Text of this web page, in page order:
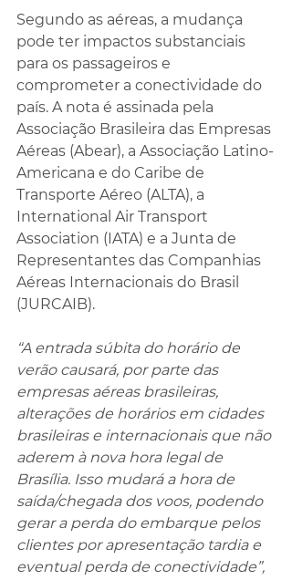
Segundo as aéreas, a mudança
pode ter impactos substanciais
para os passageiros e
comprometer a conectividade do
país. A nota é assinada pela
Associação Brasileira das Empresas
Aéreas (Abear), a Associação Latino-
Americana e do Caribe de
Transporte Aéreo (ALTA), a
International Air Transport
Association (IATA) e a Junta de
Representantes das Companhias
Aéreas Internacionais do Brasil
(JURCAIB).
“A entrada súbita do horário de
verão causará, por parte das
empresas aéreas brasileiras,
alterações de horários em cidades
brasileiras e internacionais que não
aderem à nova hora legal de
Brasília. Isso mudará a hora de
saída/chegada dos voos, podendo
gerar a perda do embarque pelos
clientes por apresentação tardia e
eventual perda de conectividade”,